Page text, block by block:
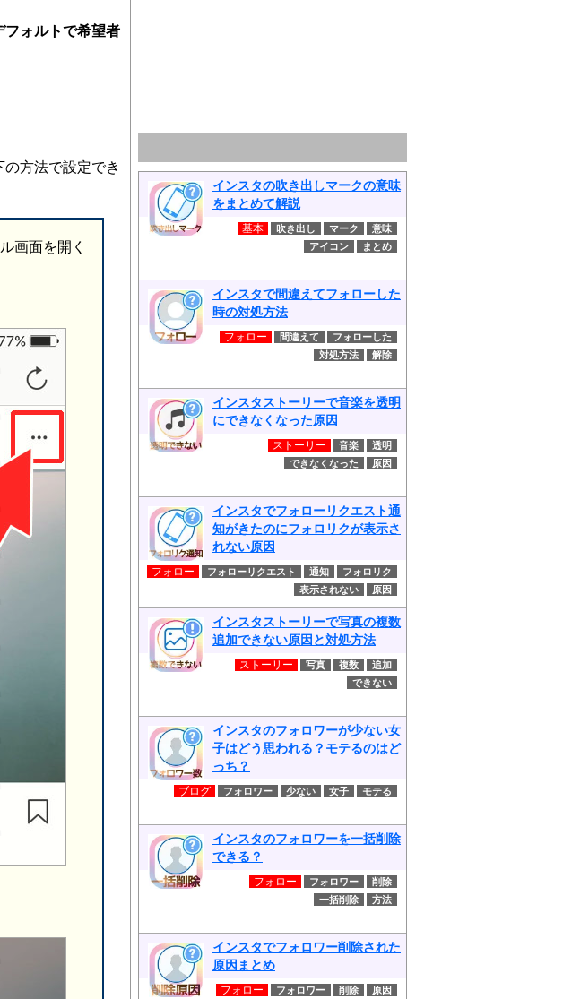
フォルトで希望者
方法で設定でき
画面を開く
インスタの吹き出しマークの意味
をまとめて解説
基本 吹き出し マーク
意味
アイコン
まとめ
インスタで間違えてフォローした
時の対処方法
フォロー 間違えて
フォローした
対処方法
解除
インスタストーリーで音楽を透明
にできなくなった原因
ストーリー 音楽
透明
できなくなった
原因
インスタでフォローリクエスト通
知がきたのにフォロリクが表示さ
れない原因
フォロー フォローリクエスト 通知
フォロリク
表示されない
原因
インスタストーリーで写真の複数
追加できない原因と対処方法
ストーリー 写真 複数
追加
できない
インスタのフォロワーが少ない女
子はどう思われる？モテるのはど
っち？
ブログ フォロワー 少ない 女子 モテる
インスタのフォロワーを一括削除
できる？
フォロー フォロワー
削除
一括削除
方法
インスタでフォロワー削除された
原因まとめ
フォロー フォロワー 削除 原因